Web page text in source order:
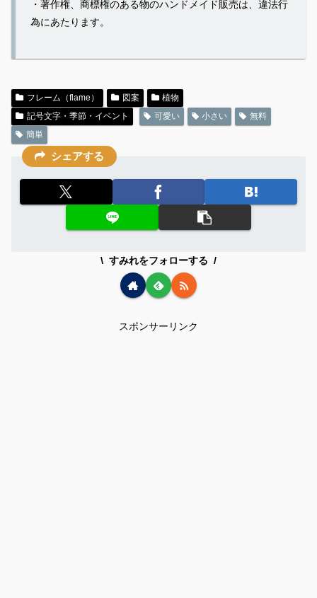
・著作権、商標権のある物のハンドメイド販売は、違法行
為にあたります。
フレーム（flame） 図案
植物
記号文字・季節・イベント
可愛い 小さい
無料
簡単
シェアする
すみれをフォローする
スポンサーリンク